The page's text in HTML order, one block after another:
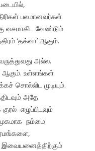
பலமானவர்கள்
வசமாகிட வேண்டும்
‘தக்வா’ ஆகும்.
அல்ல.
ஆகும். உள்ளங்கள்
சொல்லிட முடியும்.
அதே
எழுப்பிடவும்
நம்மை
இவையனைத்திற்கும்